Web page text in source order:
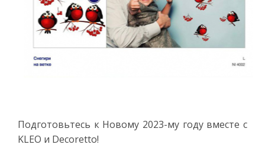
Подготовьтесь к Новому 2023-му году вместе с
KLEO и Decoretto!